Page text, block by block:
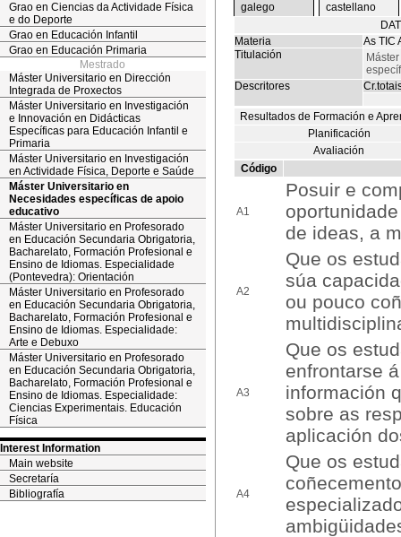
Grao en Ciencias da Actividade Física
e do Deporte
Grao en Educación Infantil
Grao en Educación Primaria
Mestrado
Máster Universitario en Dirección
Integrada de Proxectos
Máster Universitario en Investigación
e Innovación en Didácticas
Específicas para Educación Infantil e
Primaria
Máster Universitario en Investigación
en Actividade Física, Deporte e Saúde
Máster Universitario en
Necesidades específicas de apoio
educativo
Máster Universitario en Profesorado
en Educación Secundaria Obrigatoria,
Bacharelato, Formación Profesional e
Ensino de Idiomas. Especialidade
(Pontevedra): Orientación
Máster Universitario en Profesorado
en Educación Secundaria Obrigatoria,
Bacharelato, Formación Profesional e
Ensino de Idiomas. Especialidade:
Arte e Debuxo
Máster Universitario en Profesorado
en Educación Secundaria Obrigatoria,
Bacharelato, Formación Profesional e
Ensino de Idiomas. Especialidade:
Ciencias Experimentais. Educación
Física
Interest Information
Main website
Secretaría
Bibliografía
galego
castellano
Materia
As TIC
Titulación
Descritores
Resultados de Formación e
Planificación
Avaliación
Código
A1
Posuir e
de ideas, a
A2
Que os
súa
ou pouco
A3
Que os
enfrontarse
información
sobre as
aplicación
A4
Que os